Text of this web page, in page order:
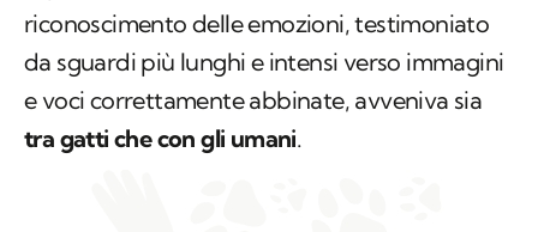
esprimevano le stesse emozioni. Il
riconoscimento delle emozioni, testimoniato
da sguardi più lunghi e intensi verso immagini
e voci correttamente abbinate, avveniva sia